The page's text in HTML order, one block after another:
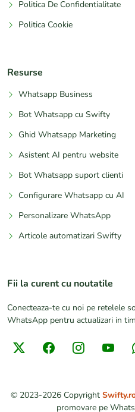
Politica De Confidentialitate
Politica Cookie
Resurse
Whatsapp Business
Bot Whatsapp cu Swifty
Ghid Whatsapp Marketing
Asistent AI pentru website
Bot Whatsapp suport clienti
Configurare Whatsapp cu AI
Personalizare WhatsApp
Articole automatizari Swifty
Fii la curent cu noutatile
Conecteaza-te cu noi pe retelele
WhatsApp pentru actualizari in
© 2023-2026 Copyright
promovare pe